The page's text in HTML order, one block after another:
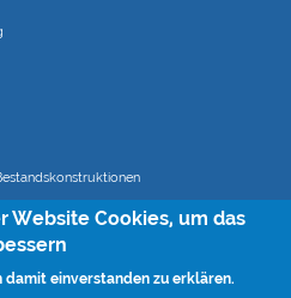
Website Cookies, um das
damit einverstanden zu erklären.